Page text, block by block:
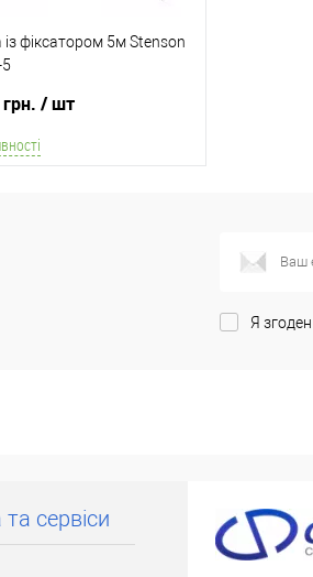
із фіксатором 5м Stenson
5
/ шт
покупець).
Я
сервіси